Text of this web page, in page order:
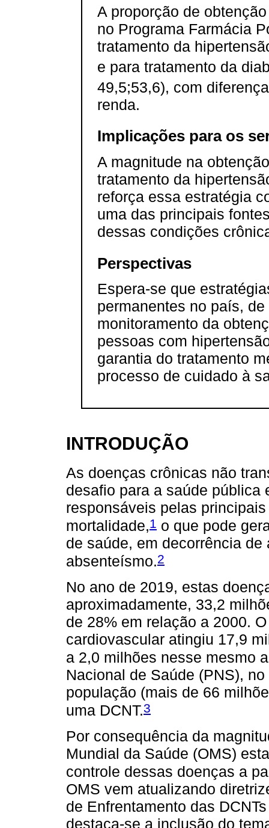
A proporção de
no Programa Farmácia
tratamento da
e para tratamento da
49,5;53,6), com
renda.
Implicações para os
A magnitude na
tratamento da
reforça essa estratégia
uma das principais
dessas condições
Perspectivas
Espera-se que
permanentes no país,
monitoramento da
pessoas com
garantia do tratamento
processo de cuidado à
INTRODUÇÃO
As doenças crônicas não
desafio para a saúde pública
responsáveis pelas
mortalidade,1 o que pode
de saúde, em decorrência
absenteísmo.2
No ano de 2019, estas
aproximadamente, 33,2
de 28% em relação a 2000.
cardiovascular atingiu 17,9
a 2,0 milhões nesse mesmo
Nacional de Saúde (PNS),
população (mais de 66
uma DCNT.3
Por consequência da
Mundial da Saúde (OMS)
controle dessas doenças a
OMS vem atualizando
de Enfrentamento das
destaca-se a inclusão do